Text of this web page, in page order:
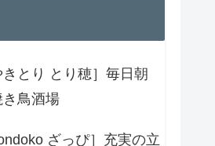
とり とり穂］毎日朝
鳥酒場
ざっぴ］充実の立